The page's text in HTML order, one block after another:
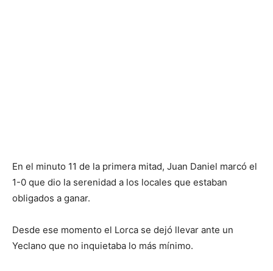
En el minuto 11 de la primera mitad, Juan Daniel marcó el
1-0 que dio la serenidad a los locales que estaban
obligados a ganar.
Desde ese momento el Lorca se dejó llevar ante un
Yeclano que no inquietaba lo más mínimo.